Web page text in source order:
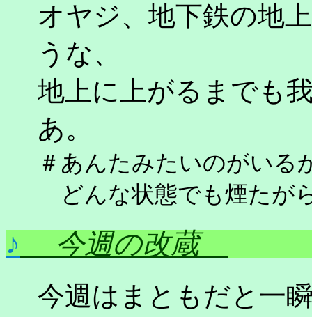
オヤジ、地下鉄の地
うな、
地上に上がるまでも
あ。
＃あんたみたいのがいる
どんな状態でも煙たが
♪ 今週の改蔵
今週はまともだと一